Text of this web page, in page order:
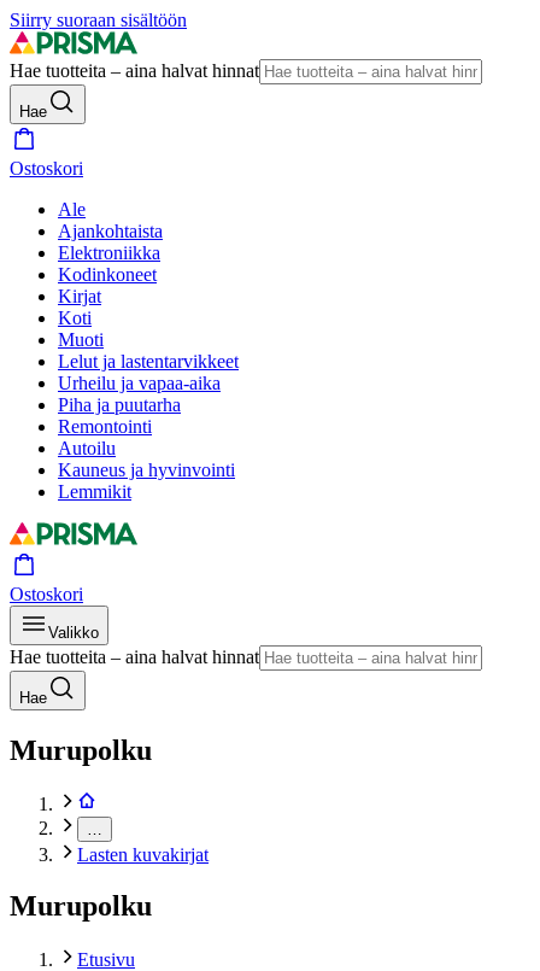
Siirry suoraan sisältöön
Hae tuotteita – aina halvat hinnat
Hae
Ostoskori
Ale
Ajankohtaista
Elektroniikka
Kodinkoneet
Kirjat
Koti
Muoti
Lelut ja lastentarvikkeet
Urheilu ja vapaa-aika
Piha ja puutarha
Remontointi
Autoilu
Kauneus ja hyvinvointi
Lemmikit
Ostoskori
Valikko
Hae tuotteita – aina halvat hinnat
Hae
Murupolku
Lasten kuvakirjat
Murupolku
Etusivu